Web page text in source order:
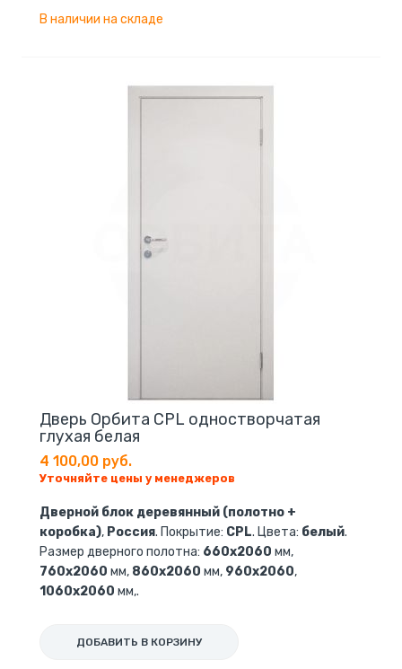
В наличии на складе
Дверь Орбита CPL одностворчатая
глухая белая
4 100,00 руб.
Уточняйте цены у менеджеров
Дверной блок деревянный (полотно +
коробка), Россия. Покрытие: CPL. Цвета: белый.
Размер дверного полотна: 660х2060 мм,
760х2060 мм, 860х2060 мм, 960х2060,
1060х2060 мм,.
ДОБАВИТЬ В КОРЗИНУ